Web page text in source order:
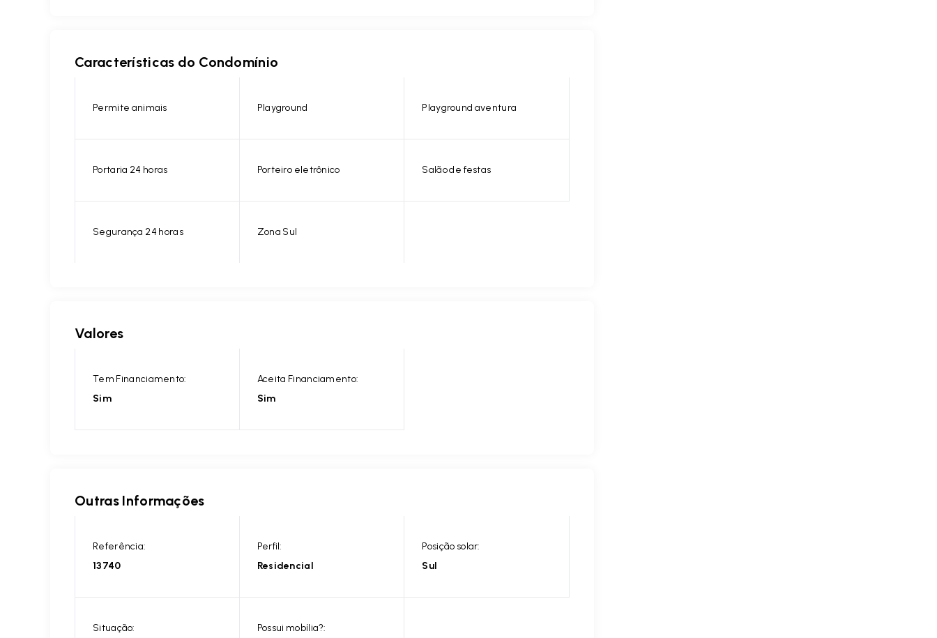
Características do Condomínio
Permite animais Playground Playground aventura
Portaria 24 horas Porteiro eletrônico Salão de festas
Segurança 24 horas Zona Sul
Valores
Tem Financiamento:
Sim
Aceita Financiamento:
Sim
Outras Informações
Referência:
13740
Perfil:
Residencial
Posição solar:
Sul
Situação:
Possui mobília?: